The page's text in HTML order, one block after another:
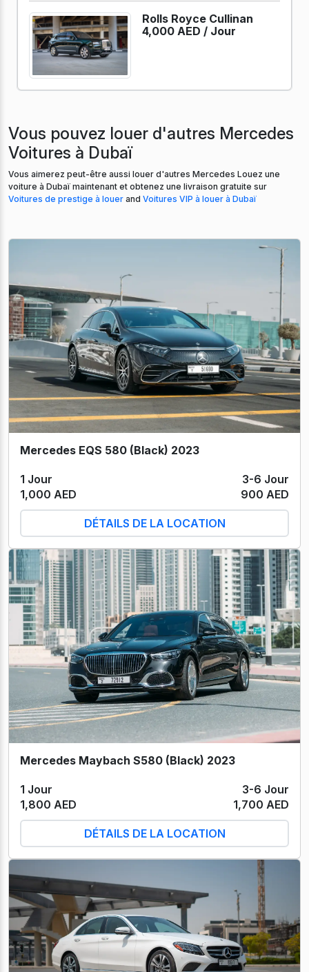
Rolls Royce Cullinan
4,000 AED / Jour
Vous pouvez louer d'autres Mercedes
Voitures à Dubaï
Vous aimerez peut-être aussi louer d'autres Mercedes Louez une
voiture à Dubaï maintenant et obtenez une livraison gratuite sur
Voitures de prestige à louer and Voitures VIP à louer à Dubaï
Mercedes EQS 580 (Black) 2023
1 Jour
3-6 Jour
1,000 AED
900 AED
DÉTAILS DE LA LOCATION
Mercedes Maybach S580 (Black) 2023
1 Jour
3-6 Jour
1,800 AED
1,700 AED
DÉTAILS DE LA LOCATION